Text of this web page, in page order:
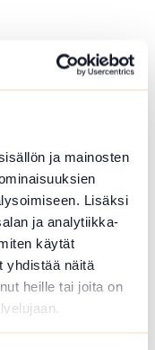
ja mainosten
Lisäksi
ja analytiikka-
käytät
yhdistää näitä
heille tai joita on